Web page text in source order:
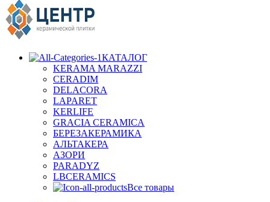
КАТАЛОГ
KERAMA MARAZZI
CERADIM
DELACORA
LAPARET
KERLIFE
GRACIA CERAMICA
БЕРЕЗАКЕРАМИКА
АЛЬТАКЕРА
АЗОРИ
PARADYZ
LBCERAMICS
Все товары